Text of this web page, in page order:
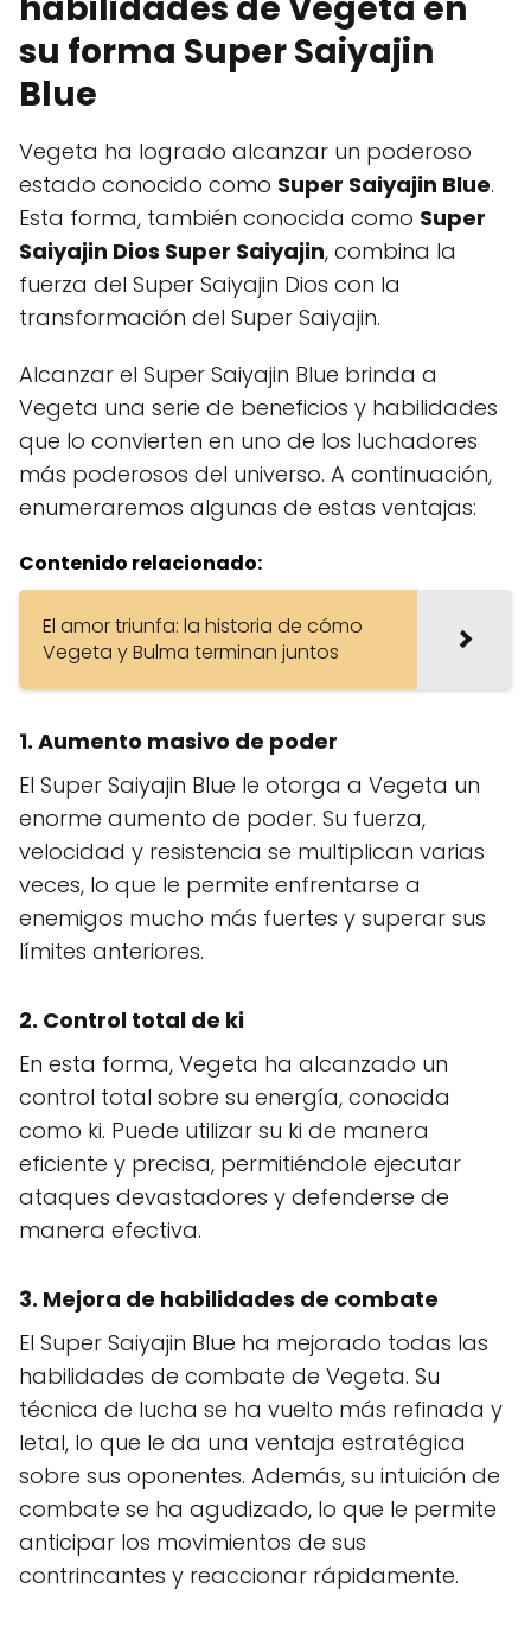
su forma Super Saiyajin
Blue
Vegeta ha logrado alcanzar un poderoso
estado conocido como Super Saiyajin Blue.
Esta forma, también conocida como Super
Saiyajin Dios Super Saiyajin, combina la
fuerza del Super Saiyajin Dios con la
transformación del Super Saiyajin.
Alcanzar el Super Saiyajin Blue brinda a
Vegeta una serie de beneficios y habilidades
que lo convierten en uno de los luchadores
más poderosos del universo. A continuación,
enumeraremos algunas de estas ventajas:
Contenido relacionado:
El amor triunfa: la historia de cómo
Vegeta y Bulma terminan juntos
1. Aumento masivo de poder
El Super Saiyajin Blue le otorga a Vegeta un
enorme aumento de poder. Su fuerza,
velocidad y resistencia se multiplican varias
veces, lo que le permite enfrentarse a
enemigos mucho más fuertes y superar sus
límites anteriores.
2. Control total de ki
En esta forma, Vegeta ha alcanzado un
control total sobre su energía, conocida
como ki. Puede utilizar su ki de manera
eficiente y precisa, permitiéndole ejecutar
ataques devastadores y defenderse de
manera efectiva.
3. Mejora de habilidades de combate
El Super Saiyajin Blue ha mejorado todas las
habilidades de combate de Vegeta. Su
técnica de lucha se ha vuelto más refinada y
letal, lo que le da una ventaja estratégica
sobre sus oponentes. Además, su intuición de
combate se ha agudizado, lo que le permite
anticipar los movimientos de sus
contrincantes y reaccionar rápidamente.